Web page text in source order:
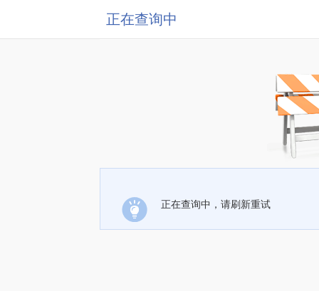
正在查询中
正在查询中，请刷新重试